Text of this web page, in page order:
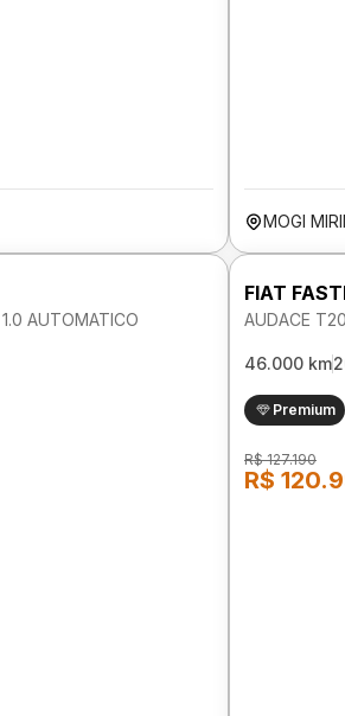
MOGI
AUTOMATICO
FIAT
AUDACE
46.000 km
Premium
R$ 127.190
R$